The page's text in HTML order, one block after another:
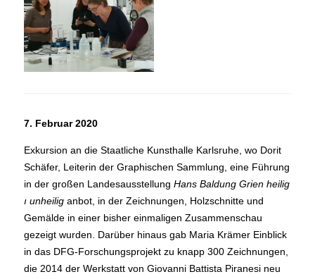
7. Februar 2020
Exkursion an die Staatliche Kunsthalle Karlsruhe, wo Dorit
Schäfer, Leiterin der Graphischen Sammlung, eine Führung
in der großen Landesausstellung Hans Baldung Grien heilig
ı unheilig anbot, in der Zeichnungen, Holzschnitte und
Gemälde in einer bisher einmaligen Zusammenschau
gezeigt wurden. Darüber hinaus gab Maria Krämer Einblick
in das DFG-Forschungsprojekt zu knapp 300 Zeichnungen,
die 2014 der Werkstatt von Giovanni Battista Piranesi neu